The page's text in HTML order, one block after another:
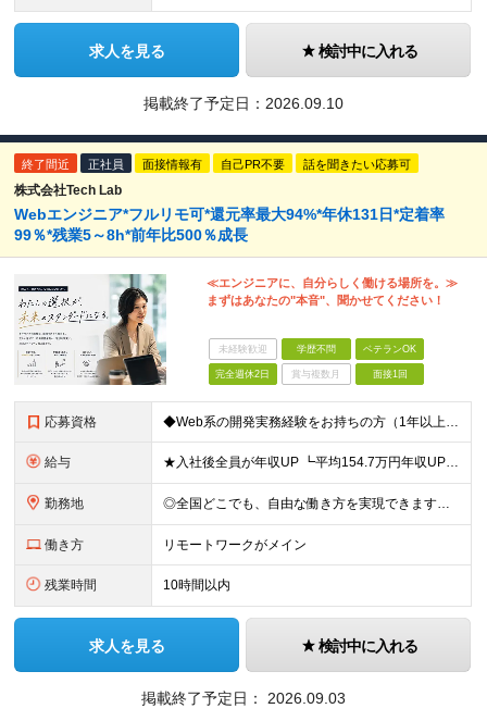
求人を見る 検討中に入れる
掲載終了予定日： 2026.09.10
終了間近 正社員 面接情報有 自己PR不要 話を聞きたい応募可
株式会社Tech Lab
Webエンジニア*フルリモ可*還元率最大94%*年休131日*定着率
99％*残業5～8h*前年比500％成長
≪エンジニアに、自分らしく働ける場所を。≫
まずはあなたの"本音"、聞かせてください！
未経験歓迎 学歴不問 ベテランOK
完全週休2日 賞与複数月 面接1回
応募資格 ◆Web系の開発実務経験をお持ちの方（1年以上） ◆学歴不問 ◆既卒・第二新卒OK ☆Tech Labの事業内容、ビジョンに共感できる⽅はぜひご応募ください！ ☆意欲重視の採用です！ 「経歴に自信が
給与 ★入社後全員が年収UP ┗平均154.7万円年収UP！ ┗最大380万円UPの実績もあり 月給35万円～100万円＋決算賞与＋各種手当 【 給与イメージ 】 ◆経験1年以上…月給35万円～＋決算賞
勤務地 ◎全国どこでも、自由な働き方を実現できます！ 全国のプロジェクト先やフルリモート環境での勤務も可能です。 ＼自由度の高い働き方、叶えます／ ・フルリモートで働きたい ・ハイブリットに働きたい ・家庭
働き方 リモートワークがメイン
残業時間 10時間以内
求人を見る 検討中に入れる
掲載終了予定日： 2026.09.03